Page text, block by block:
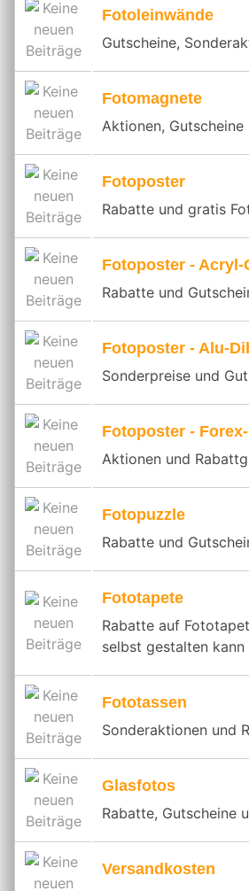
Fotoleinwände
Gutscheine,
Fotomagnete
Aktionen,
Fotoposter
Rabatte und gratis
Fotoposter - Acryl-
Rabatte und
Fotoposter - Alu-
Sonderpreise und
Fotoposter -
Aktionen und
Fotopuzzle
Rabatte und
Fototapete
Rabatte auf
selbst gestalten kann
Fototassen
Sonderaktionen und
Glasfotos
Rabatte, Gutscheine
Versandkosten